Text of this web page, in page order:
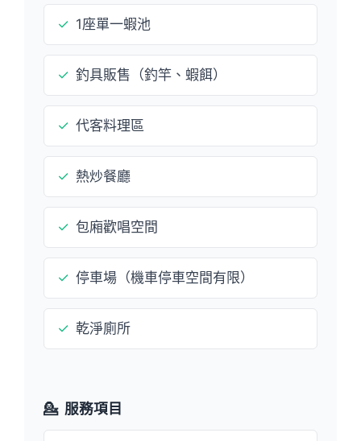
✓ 1座單一蝦池
✓ 釣具販售（釣竿、蝦餌）
✓ 代客料理區
✓ 熱炒餐廳
✓ 包廂歡唱空間
✓ 停車場（機車停車空間有限）
✓ 乾淨廁所
💁 服務項目